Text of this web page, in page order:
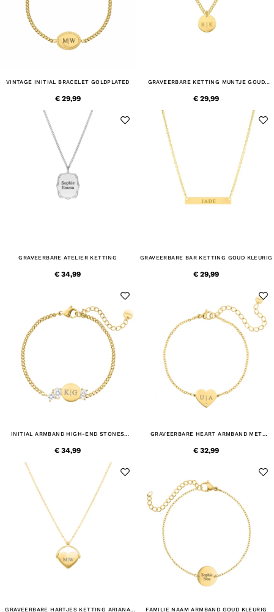
VINTAGE INITIAL BRACELET GOLDPLATED
€ 29,99
GRAVEERBARE KETTING MUNTJE GOUD
€ 29,99
GRAVEERBARE ATELIER KETTING
€ 34,99
GRAVEERBARE BAR KETTING GOUD KLEURIG
€ 29,99
INITIAL ARMBAND HIGH-END STONES
€ 34,99
GRAVEERBARE HEART ARMBAND MET
€ 32,99
GRAVEERBARE HARTJES KETTING ARIANA FAMILIE NAAM ARMBAND GOUD KLEURIG